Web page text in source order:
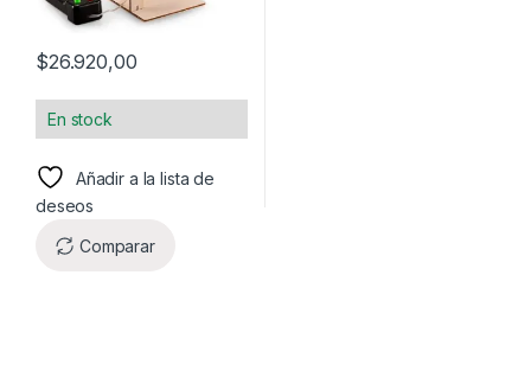
$26.920,00
En stock
Añadir a la lista de
deseos
Comparar